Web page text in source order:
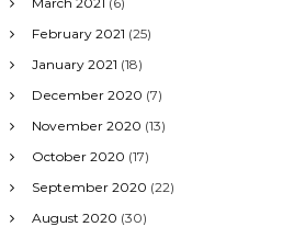
February 2021 (25)
January 2021 (18)
December 2020 (7)
November 2020 (13)
October 2020 (17)
September 2020 (22)
August 2020 (30)